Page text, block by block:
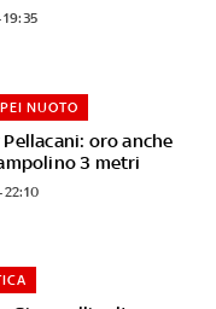
19:35
Pellacani: oro anche
3 metri
NUOTO
22:10